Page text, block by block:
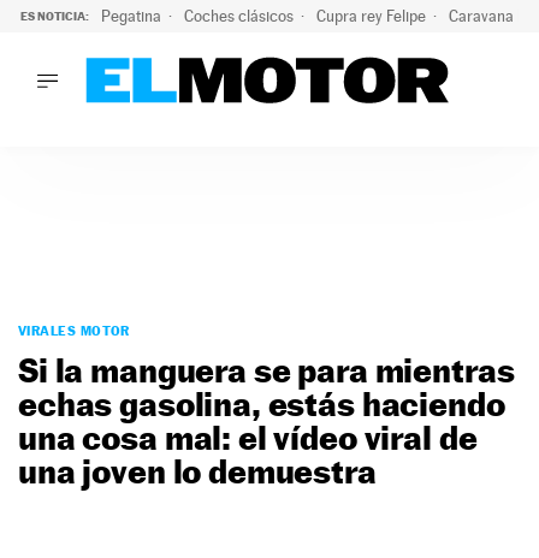
ES NOTICIA: Pegatina Coches clásicos Cupra rey Felipe Caravana
PODCAST
MOTOS
TECNOLOGÍA
VIRALES MOTOR
Si la manguera se para mientras
echas gasolina, estás haciendo
una cosa mal: el vídeo viral de
una joven lo demuestra